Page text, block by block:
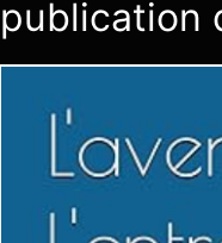
publication